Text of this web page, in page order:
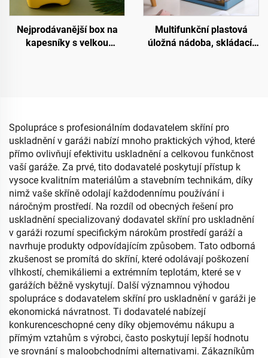
Nejprodávanější box na
kapesníky s velkou
Multifunkční plastová
úložná nádoba, skládací,
Spolupráce s profesionálním dodavatelem skříní pro
uskladnění v garáži nabízí mnoho praktických výhod, které
přímo ovlivňují efektivitu uskladnění a celkovou funkčnost
vaší garáže. Za prvé, tito dodavatelé poskytují přístup k
vysoce kvalitním materiálům a stavebním technikám, díky
nimž vaše skříně odolají každodennímu používání i
náročným prostředí. Na rozdíl od obecných řešení pro
uskladnění specializovaný dodavatel skříní pro uskladnění
v garáži rozumí specifickým nárokům prostředí garáží a
navrhuje produkty odpovídajícím způsobem. Tato odborná
zkušenost se promítá do skříní, které odolávají poškození
vlhkostí, chemikáliemi a extrémním teplotám, které se v
garážích běžně vyskytují. Další významnou výhodou
spolupráce s dodavatelem skříní pro uskladnění v garáži je
ekonomická návratnost. Ti dodavatelé nabízejí
konkurenceschopné ceny díky objemovému nákupu a
přímým vztahům s výrobci, často poskytují lepší hodnotu
ve srovnání s maloobchodními alternativami. Zákazníkům